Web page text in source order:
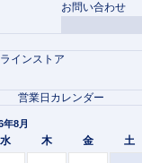
お問い合わせ
インストア
営業日カレンダー
年8月
水 木 金 土